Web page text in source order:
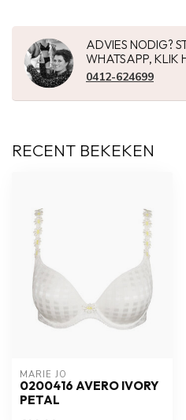
ADVIES NODIG?
WHATSAPP, KLIK
0412-624699
RECENT BEKEKEN
MARIE JO
0200416 AVERO IVORY
PETAL